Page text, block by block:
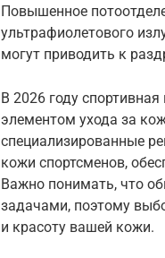
Повышенное
ультрафиолетового
могут приводить к
В 2026 году
элементом ухода за
специализированные
кожи спортсменов,
Важно понимать, что
задачами, поэтому
и красоту вашей кожи.